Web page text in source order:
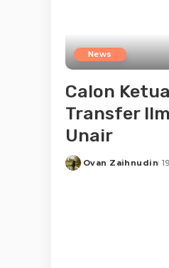
News
Calon
Transfer
Unair
Posted
Ovan Zaihnudin